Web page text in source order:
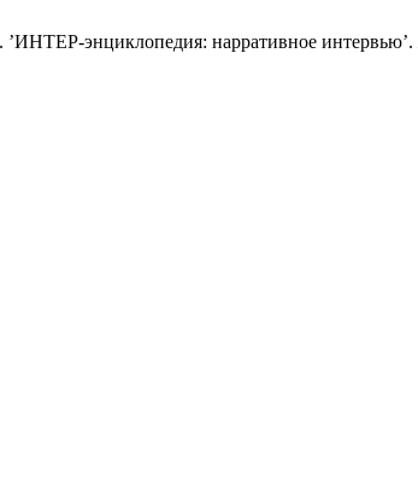
энциклопедия: нарративное интервью’.